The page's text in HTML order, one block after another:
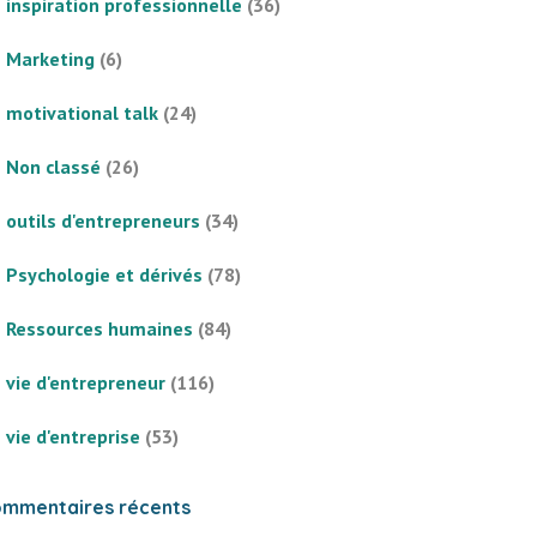
inspiration professionnelle (36)
Marketing (6)
motivational talk (24)
Non classé (26)
outils d'entrepreneurs (34)
Psychologie et dérivés (78)
Ressources humaines (84)
vie d'entrepreneur (116)
vie d'entreprise (53)
récents